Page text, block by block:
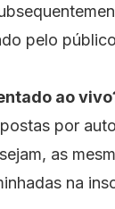
pelo público
ao
por
as
na